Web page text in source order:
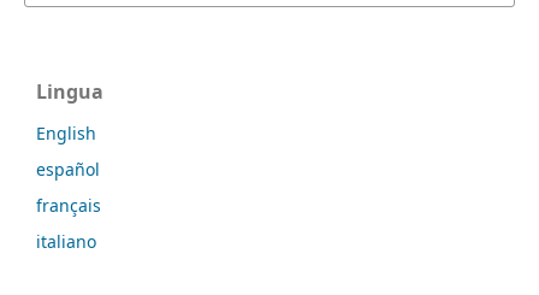
Lingua
English
español
français
italiano